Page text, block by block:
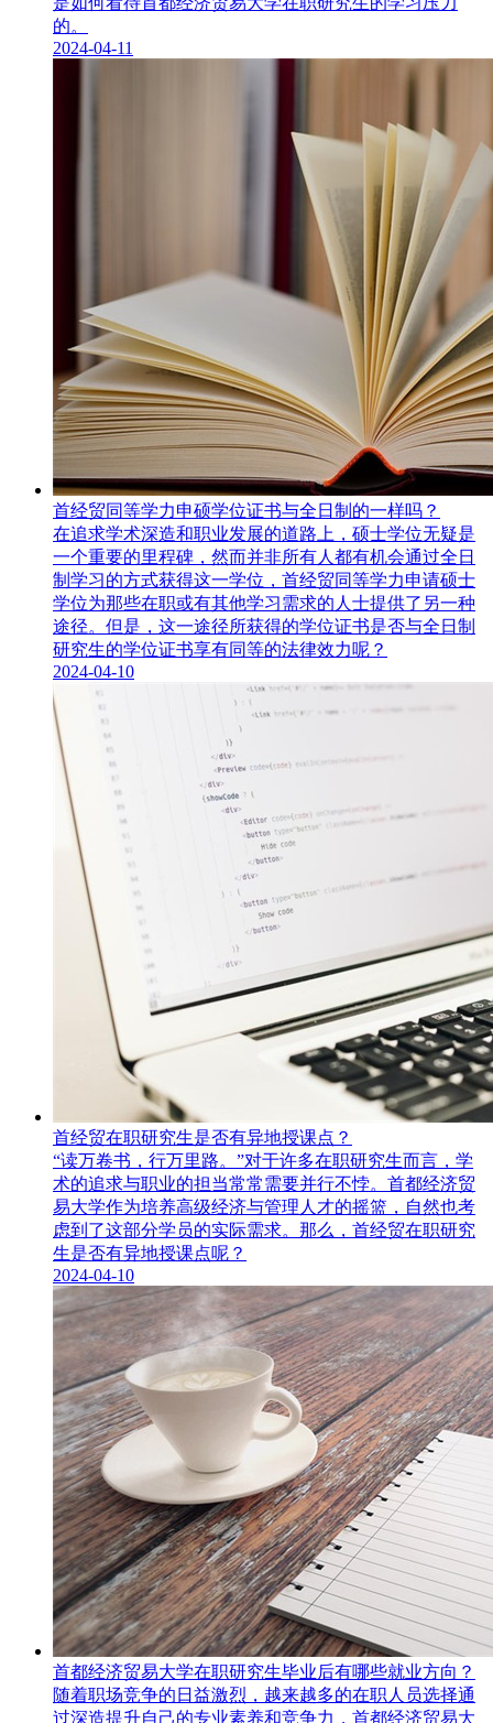
的。
2024-04-11
首经贸同等学力申硕学位证书与全日制的一样吗？
在追求学术深造和职业发展的道路上，硕士学位无疑是
一个重要的里程碑，然而并非所有人都有机会通过全日
制学习的方式获得这一学位，首经贸同等学力申请硕士
学位​为那些在职或有其他学习需求的人士提供了另一种
途径。但是，这一途径所获得的学位证书是否与全日制
研究生的学位证书享有同等的法律效力呢？
2024-04-10
首经贸在职研究生是否有异地授课点？
​“读万卷书，行万里路。”对于许多在职研究生而言，学
术的追求与职业的担当常常需要并行不悖。首都经济贸
易大学作为培养高级经济与管理人才的摇篮，自然也考
虑到了这部分学员的实际需求。那么，首经贸在职研究
生是否有异地授课点呢？
2024-04-10
首都经济贸易大学在职研究生毕业后有哪些就业方向？
随着职场竞争的日益激烈，越来越多的在职人员选择通
过深造提升自己的专业素养和竞争力，首都经济贸易大